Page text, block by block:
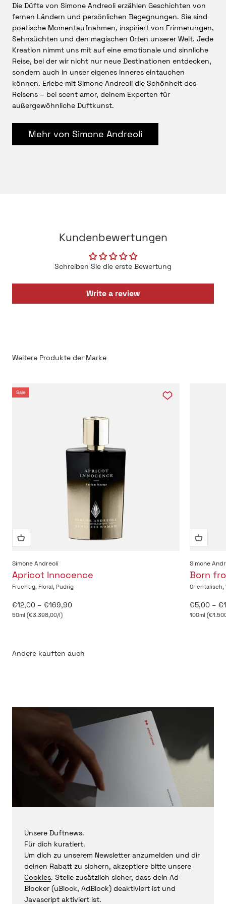
Tiefe, perfekt für alle, die Feige lieben und sich nach
Sonne auf der Haut sehnen.
© 2026 by scent amor
Die Düfte von Simone Andreoli erzählen Geschichten von
fernen Ländern und persönlichen Begegnungen. Sie sind
poetische Momentaufnahmen, inspiriert von Erinnerungen,
Sehnsüchten und den magischen Orten unserer Welt. Jede
Kreation nimmt uns mit auf eine emotionale und sinnliche
Reise, bei der wir nicht nur neue Destinationen entdecken,
sondern auch in unser eigenes Inneres eintauchen
können. Erlebe mit Simone Andreoli die Schönheit des
Reisens – bei scent amor, deinem Experten für
außergewöhnliche Duftkunst.
Mehr von Simone Andreoli
Kundenbewertungen
Schreiben Sie die erste Bewertung
Write a review
Sale
Simone Andreoli
Apricot Innocence
Fruchtig, Floral, Pudrig
Angebot
€12,00 – €169,90
50ml (€3.398,00/l)
Simone
Born
Orientalisch,
Angebot
€5,00 –
100ml
Unsere Duftnews.
Für dich kuratiert.
Um dich zu unserem Newsletter anzumelden und dir
deinen Rabatt zu sichern, akzeptiere bitte unsere
Cookies. Stelle zusätzlich sicher, dass dein Ad-
Blocker (uBlock, AdBlock) deaktiviert ist und
Javascript aktiviert ist.